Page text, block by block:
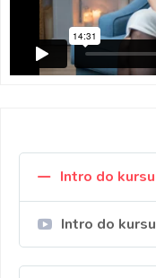
Intro do kursu
Intro do kursu